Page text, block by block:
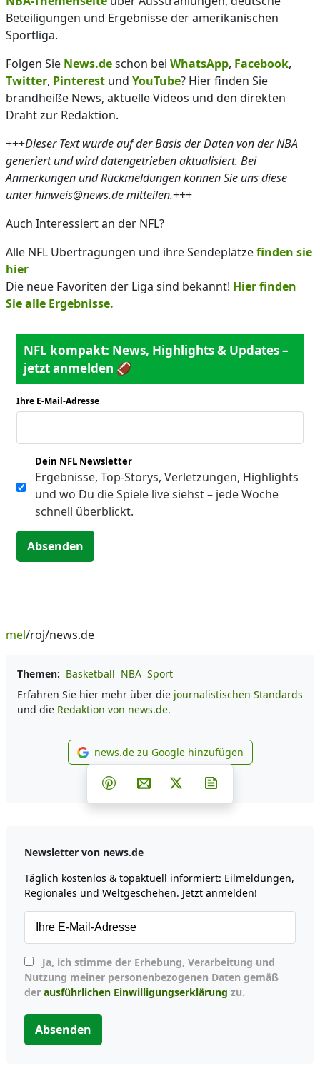
Beteiligungen und Ergebnisse der amerikanischen
Sportliga.
Folgen Sie News.deschon bei WhatsApp, Facebook,
Twitter, Pinterest und YouTube? Hier finden Sie
brandheiße News, aktuelle Videos und den direkten
Draht zur Redaktion.
+++Dieser Text wurde auf der Basis der Daten von der NBA
generiert und wird datengetrieben aktualisiert. Bei
Anmerkungen und Rückmeldungen können Sie uns diese
unter hinweis@news.de mitteilen.+++
Auch Interessiert an der NFL?
Alle NFL Übertragungen und ihre Sendeplätzefinden sie
hier
Die neue Favoriten der Liga sind bekannt! Hier finden
Sie alle Ergebnisse.
NFL kompakt: News, Highlights & Updates –
jetzt anmelden 🏈
Ihre E-Mail-Adresse
Dein NFL Newsletter
Ergebnisse, Top-Storys, Verletzungen, Highlights
und wo Du die Spiele live siehst – jede Woche
schnell überblickt.
Absenden
mel/roj/news.de
Themen: Basketball NBA Sport
Erfahren Sie hier mehr über die journalistischen Standards
und die Redaktion von news.de.
news.de zu Google
news.de zu Google hinzufügen
Teilen auf Facebook
Teilen auf Whatsapp
Teilen auf Telegram
Teilen auf Pinterest
Per E-Mail teilen
Post auf X
Newsletter von news.de
Täglich kostenlos & topaktuell informiert: Eilmeldungen,
Regionales und Weltgeschehen. Jetzt anmelden!
Nutzung meiner personenbezogenen Daten gemäß
der ausführlichen Einwilligungserklärung zu.
Absenden